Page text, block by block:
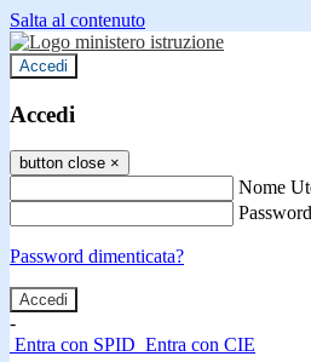
Salta al contenuto
Accedi
Accedi
button close ×
Nome
Password
Password dimenticata?
-
Entra con SPID Entra con CIE